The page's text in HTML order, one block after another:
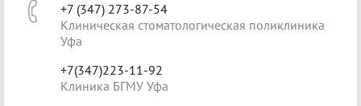
+7 (347) 273-87-54
Клиническая стоматологическая поликлиника
Уфа
+7(347)223-11-92
Клиника БГМУ Уфа